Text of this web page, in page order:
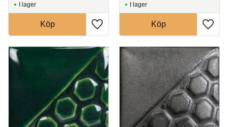
Lägg till i favoriter
I lager
Köp
Lägg
I lager
Köp